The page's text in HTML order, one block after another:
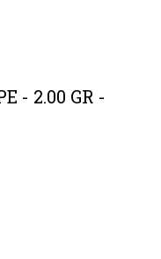
- 2.00 GR -